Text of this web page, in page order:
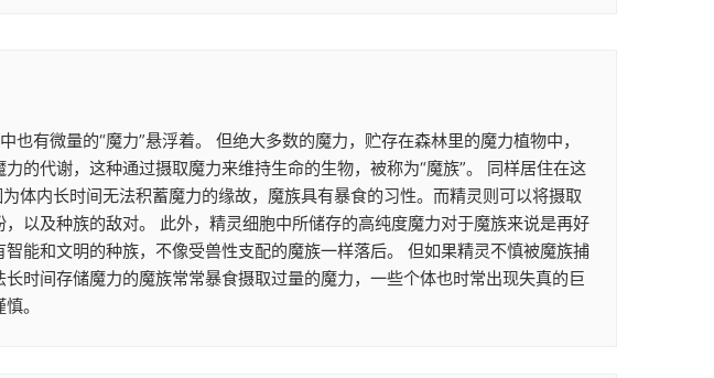
有微量的“魔力”悬浮着。 但绝大多数的魔力，贮存在森林里的魔力植物中，
的代谢，这种通过摄取魔力来维持生命的生物，被称为“魔族”。 同样居住在这
体内长时间无法积蓄魔力的缘故，魔族具有暴食的习性。而精灵则可以将摄取
以及种族的敌对。 此外，精灵细胞中所储存的高纯度魔力对于魔族来说是再好
能和文明的种族，不像受兽性支配的魔族一样落后。 但如果精灵不慎被魔族捕
时间存储魔力的魔族常常暴食摄取过量的魔力，一些个体也时常出现失真的巨
。